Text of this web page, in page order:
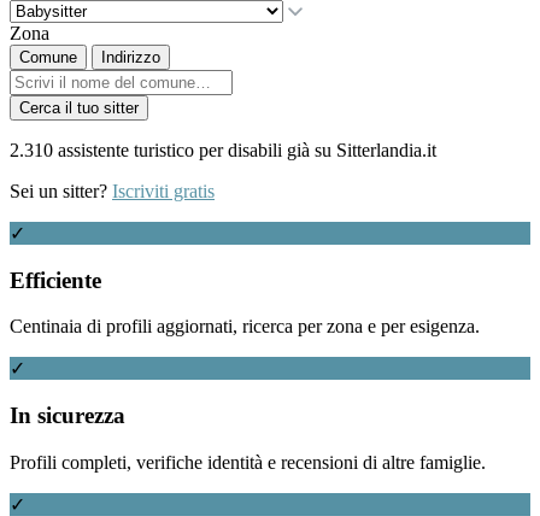
Zona
Comune Indirizzo
Cerca il tuo sitter
2.310 assistente turistico per disabili già su Sitterlandia.it
Sei un sitter? Iscriviti gratis
✓
Efficiente
Centinaia di profili aggiornati, ricerca per zona e per esigenza.
✓
In sicurezza
Profili completi, verifiche identità e recensioni di altre famiglie.
✓